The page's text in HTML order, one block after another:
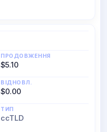
ПРОДОВЖЕННЯ
$5.10
ВІДНОВЛ.
$0.00
ТИП
ccTLD